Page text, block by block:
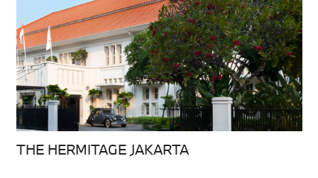
THE HERMITAGE JAKARTA